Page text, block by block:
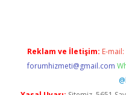
Reklam ve İletişim: E-mail:
forumhizmeti@gmail.com